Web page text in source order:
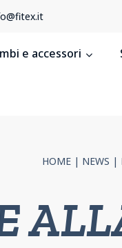
e accessori
HOME | NEWS |